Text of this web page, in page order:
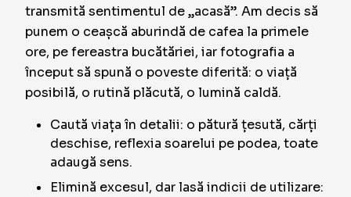
transmită sentimentul de „acasă”. Am decis să
punem o ceașcă aburindă de cafea la primele
ore, pe fereastra bucătăriei, iar fotografia a
început să spună o poveste diferită: o viață
posibilă, o rutină plăcută, o lumină caldă.
Caută viața în detalii: o pătură țesută, cărți
deschise, reflexia soarelui pe podea, toate
adaugă sens.
Elimină excesul, dar lasă indicii de utilizare: